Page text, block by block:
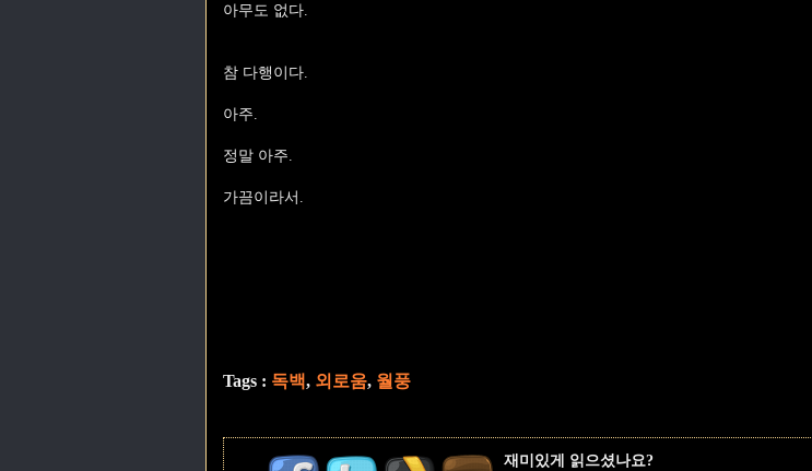
아무도 없다.
참 다행이다.
아주.
정말 아주.
가끔이라서.
Tags : 독백, 외로움, 월풍
재미있게 읽으셨나요?